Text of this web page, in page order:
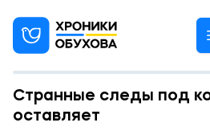
Странные следы под
оставляет